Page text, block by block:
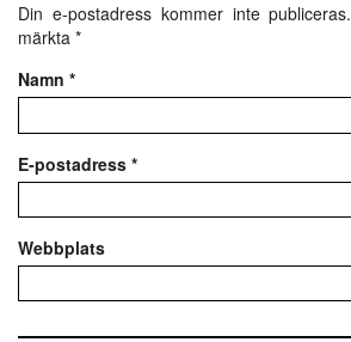
Din e-postadress kommer inte publiceras.
märkta *
Namn *
E-postadress *
Webbplats